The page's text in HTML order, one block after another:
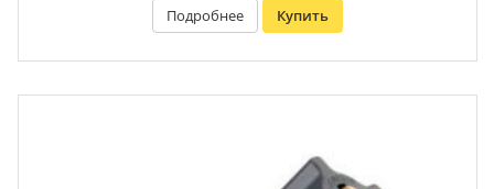
Подробнее Купить